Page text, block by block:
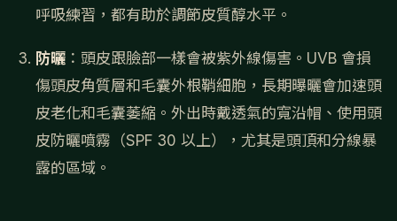
呼吸練習，都有助於調節皮質醇水平。
防曬 ：頭皮跟臉部一樣會被紫外線傷害。UVB 會損
傷頭皮角質層和毛囊外根鞘細胞，長期曝曬會加速頭
皮老化和毛囊萎縮。外出時戴透氣的寬沿帽、使用頭
皮防曬噴霧（SPF 30 以上），尤其是頭頂和分線暴
露的區域。